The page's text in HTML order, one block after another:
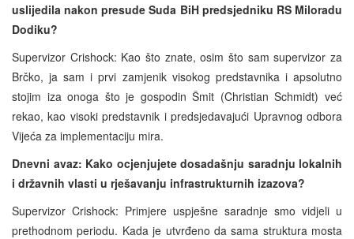
uslijedila nakon presude Suda BiH predsjedniku RS Miloradu
Dodiku?
Supervizor Crishock: Kao što znate, osim što sam supervizor za
Brčko, ja sam i prvi zamjenik visokog predstavnika i apsolutno
stojim iza onoga što je gospodin Šmit (Christian Schmidt) već
rekao, kao visoki predstavnik i predsjedavajući Upravnog odbora
Vijeća za implementaciju mira.
Dnevni avaz: Kako ocjenjujete dosadašnju saradnju lokalnih
i državnih vlasti u rješavanju infrastrukturnih izazova?
Supervizor Crishock: Primjere uspješne saradnje smo vidjeli u
prethodnom periodu. Kada je utvrđeno da sama struktura mosta